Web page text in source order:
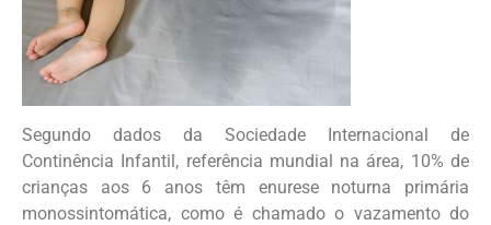
Segundo dados da Sociedade Internacional de
Continência Infantil, referência mundial na área, 10% de
crianças aos 6 anos têm enurese noturna primária
monossintomática, como é chamado o vazamento do